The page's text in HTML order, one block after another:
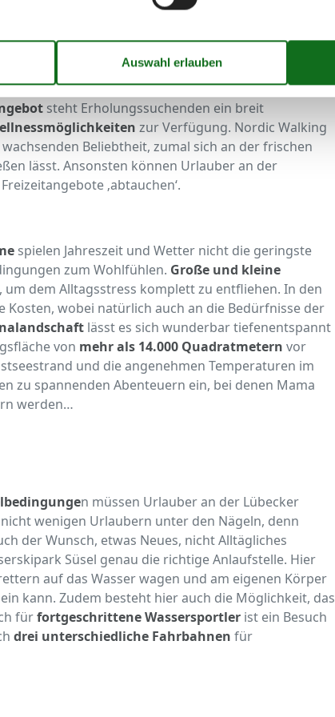
oder auchRadtourenentlang der Bucht
Abgesehen vonShoppingmöglichkeitenund
steht Erholungssuchenden ein breit
zur Verfügung. Nordic Walking
Beliebtheit, zumal sich an der frischen
lässt. Ansonsten können Urlauber an der
‚abtauchen‘.
spielen Jahreszeit und Wetter nicht die geringste
zum Wohlfühlen. Große und kleine
dem Alltagsstress komplett zu entfliehen. In den
wobei natürlich auch an die Bedürfnisse der
lässt es sich wunderbar tiefenentspannt
von mehr als 14.000 Quadratmetern vor
und die angenehmen Temperaturen im
zu spannenden Abenteuern ein, bei denen Mama
werden…
n müssen Urlauber an der Lübecker
wenigen Urlaubern unter den Nägeln, denn
der Wunsch, etwas Neues, nicht Alltägliches
Süsel genau die richtige Anlaufstelle. Hier
auf das Wasser wagen und am eigenen Körper
kann. Zudem besteht hier auch die Möglichkeit, das
fürfortgeschrittene Wassersportler ist ein Besuch
drei unterschiedliche Fahrbahnen für